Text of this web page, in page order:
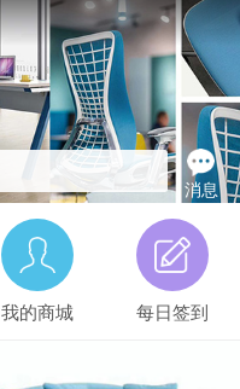
消息
我的商城 每日签到